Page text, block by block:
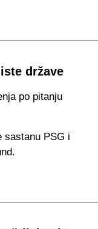
države
po pitanju
sastanu PSG i